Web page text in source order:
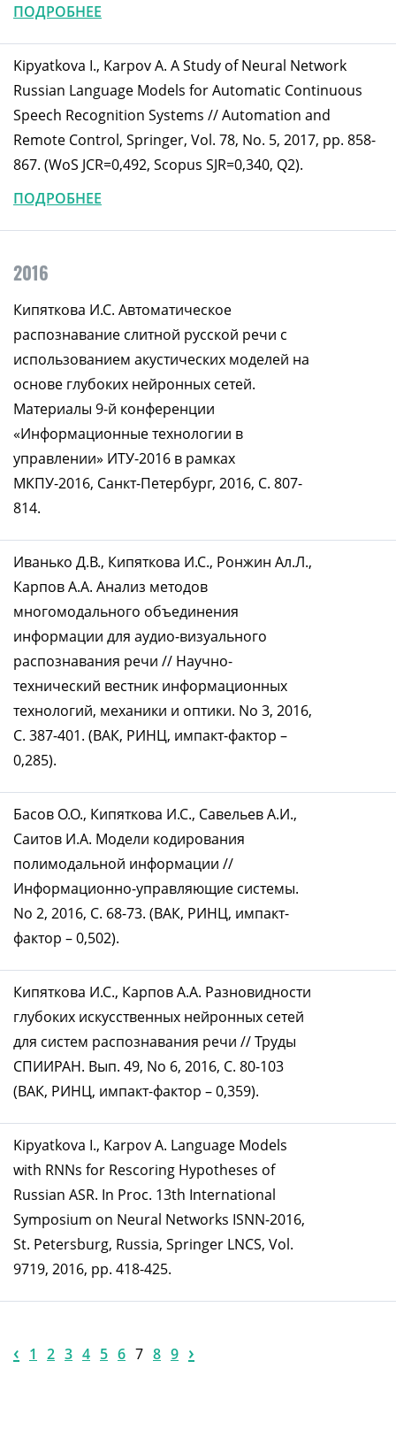
ПОДРОБНЕЕ
Kipyatkova I., Karpov A. A Study of Neural Network
Russian Language Models for Automatic Continuous
Speech Recognition Systems // Automation and
Remote Control, Springer, Vol. 78, No. 5, 2017, pp. 858-
867. (WoS JCR=0,492, Scopus SJR=0,340, Q2).
ПОДРОБНЕЕ
2016
Кипяткова И.С. Автоматическое
распознавание слитной русской речи с
использованием акустических моделей на
основе глубоких нейронных сетей.
Материалы 9-й конференции
«Информационные технологии в
управлении» ИТУ-2016 в рамках
МКПУ-2016, Санкт-Петербург, 2016, С. 807-
814.
Иванько Д.В., Кипяткова И.С., Ронжин Ал.Л.,
Карпов А.А. Анализ методов
многомодального объединения
информации для аудио-визуального
распознавания речи // Научно-
технический вестник информационных
технологий, механики и оптики. No 3, 2016,
С. 387-401. (ВАК, РИНЦ, импакт-фактор –
0,285).
Басов О.О., Кипяткова И.С., Савельев А.И.,
Саитов И.А. Модели кодирования
полимодальной информации //
Информационно-управляющие системы.
No 2, 2016, С. 68-73. (ВАК, РИНЦ, импакт-
фактор – 0,502).
Кипяткова И.С., Карпов А.А. Разновидности
глубоких искусственных нейронных сетей
для систем распознавания речи // Труды
СПИИРАН. Вып. 49, No 6, 2016, С. 80-103
(ВАК, РИНЦ, импакт-фактор – 0,359).
Kipyatkova I., Karpov A. Language Models
with RNNs for Rescoring Hypotheses of
Russian ASR. In Proc. 13th International
Symposium on Neural Networks ISNN-2016,
St. Petersburg, Russia, Springer LNCS, Vol.
9719, 2016, pp. 418-425.
‹ 1 2 3 4 5 6 7 8 9 ›